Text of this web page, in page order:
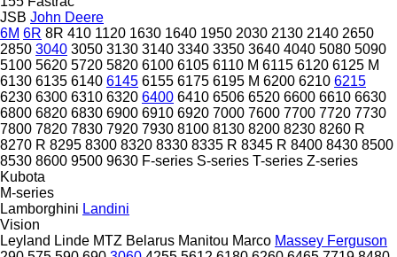
JSB John Deere
6M 6R 8R 410 1120 1630 1640 1950 2030 2130 2140 2650
2850 3040 3050 3130 3140 3340 3350 3640 4040 5080 5090
5100 5620 5720 5820 6100 6105 6110 M 6115 6120 6125 M
6130 6135 6140 6145 6155 6175 6195 M 6200 6210 6215
6230 6300 6310 6320 6400 6410 6506 6520 6600 6610 6630
6800 6820 6830 6900 6910 6920 7000 7600 7700 7720 7730
7800 7820 7830 7920 7930 8100 8130 8200 8230 8260 R
8270 R 8295 8300 8320 8330 8335 R 8345 R 8400 8430 8500
8530 8600 9500 9630 F-series S-series T-series Z-series
Kubota
M-series
Lamborghini Landini
Vision
Leyland Linde MTZ Belarus Manitou Marco Massey Ferguson